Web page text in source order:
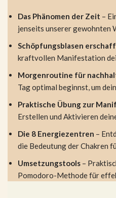
Das Phänomen der Zeit –
jenseits unserer gewohnten
Schöpfungsblasen
kraftvollen Manifestation
Morgenroutine für
Tag optimal beginnst, um
Praktische Übung zur
Erstellen und Aktivieren
Die 8 Energiezentren –
die Bedeutung der Chakren
Umsetzungstools –
Pomodoro-Methode für